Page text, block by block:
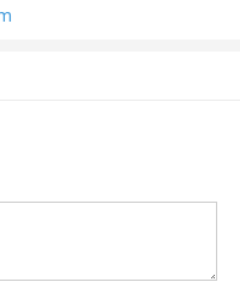
cao, bám sát định dạng
theo dõi và ôn tập tại nhà
khối chuyên Anh
chuyên Anh, giúp làm
vựng, ngữ pháp, đọc hiểu